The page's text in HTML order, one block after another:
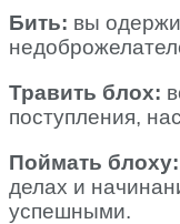
Бить: вы
Травить блох:
поступления,
Поймать блоху:
делах и
успешными.